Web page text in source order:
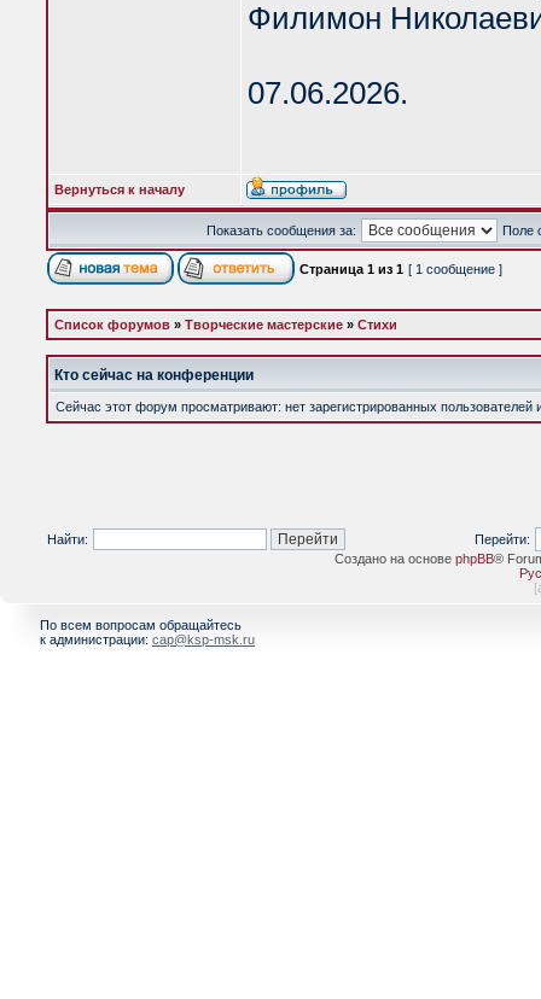
Филимон
07.06.2026.
Вернуться к началу
Показать сообщения за: Поле
Страница 1 из 1 [ 1 сообщение ]
Список форумов » Творческие мастерские » Стихи
Кто сейчас на конференции
Сейчас этот форум просматривают: нет зарегистрированных пользователей
Найти:
Перейти:
Создано на основе phpBB®
[
По всем вопросам обращайтесь
к администрации: cap@ksp-msk.ru